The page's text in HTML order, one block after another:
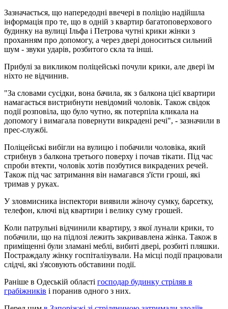
Зазначається, що напередодні ввечері в поліцію надійшла
інформація про те, що в одній з квартир багатоповерхового
будинку на вулиці Ільфа і Петрова чутні крики жінки з
проханням про допомогу, а через двері доноситься сильний
шум - звуки ударів, розбитого скла та інші.
Прибулі за викликом поліцейські почули крики, але двері їм
ніхто не відчинив.
"За словами сусідки, вона бачила, як з балкона цієї квартири
намагається вистрибнути невідомий чоловік. Також свідок
події розповіла, що було чутно, як потерпіла кликала на
допомогу і вимагала повернути викрадені речі", - зазначили в
прес-службі.
Поліцейські вибігли на вулицю і побачили чоловіка, який
стрибнув з балкона третього поверху і почав тікати. Під час
спроби втекти, чоловік хотів позбутися викрадених речей.
Також під час затримання він намагався з'їсти гроші, які
тримав у руках.
У зловмисника інспектори виявили жіночу сумку, барсетку,
телефон, ключі від квартири і велику суму грошей.
Коли патрульні відчинили квартиру, з якої лунали крики, то
побачили, що на підлозі лежить закривавлена ​​жінка. Також в
приміщенні були зламані меблі, вибиті двері, розбиті пляшки.
Постраждалу жінку госпіталізували. На місці події працювали
слідчі, які з'ясовують обставини події.
Раніше в Одеській області господар будинку стріляв в
грабіжників і поранив одного з них.